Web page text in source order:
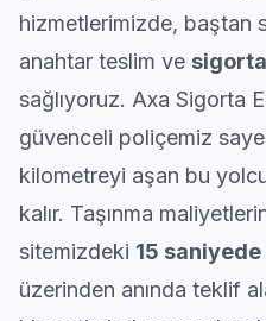
hizmetlerimizde, baştan
anahtar teslim ve
sağlıyoruz. Axa Sigorta
güvenceli poliçemiz
kilometreyi aşan bu
kalır. Taşınma
sitemizdeki 15
üzerinden anında teklif